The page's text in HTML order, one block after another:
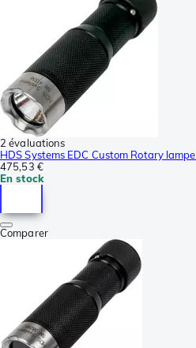
2 évaluations
HDS Systems EDC Custom Rotary
475,53 €
En stock
Comparer